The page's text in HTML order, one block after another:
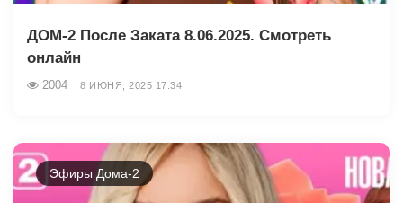
ДОМ-2 После Заката 8.06.2025. Смотреть
онлайн
2004 8 ИЮНЯ, 2025 17:34
Эфиры Дома-2